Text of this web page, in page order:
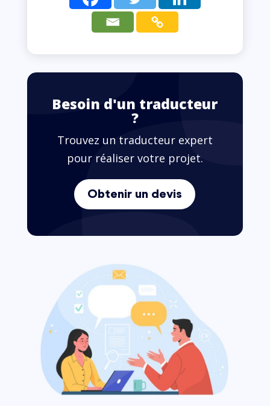
Besoin d'un traducteur
?
Trouvez un traducteur expert
pour réaliser votre projet.
Obtenir un devis